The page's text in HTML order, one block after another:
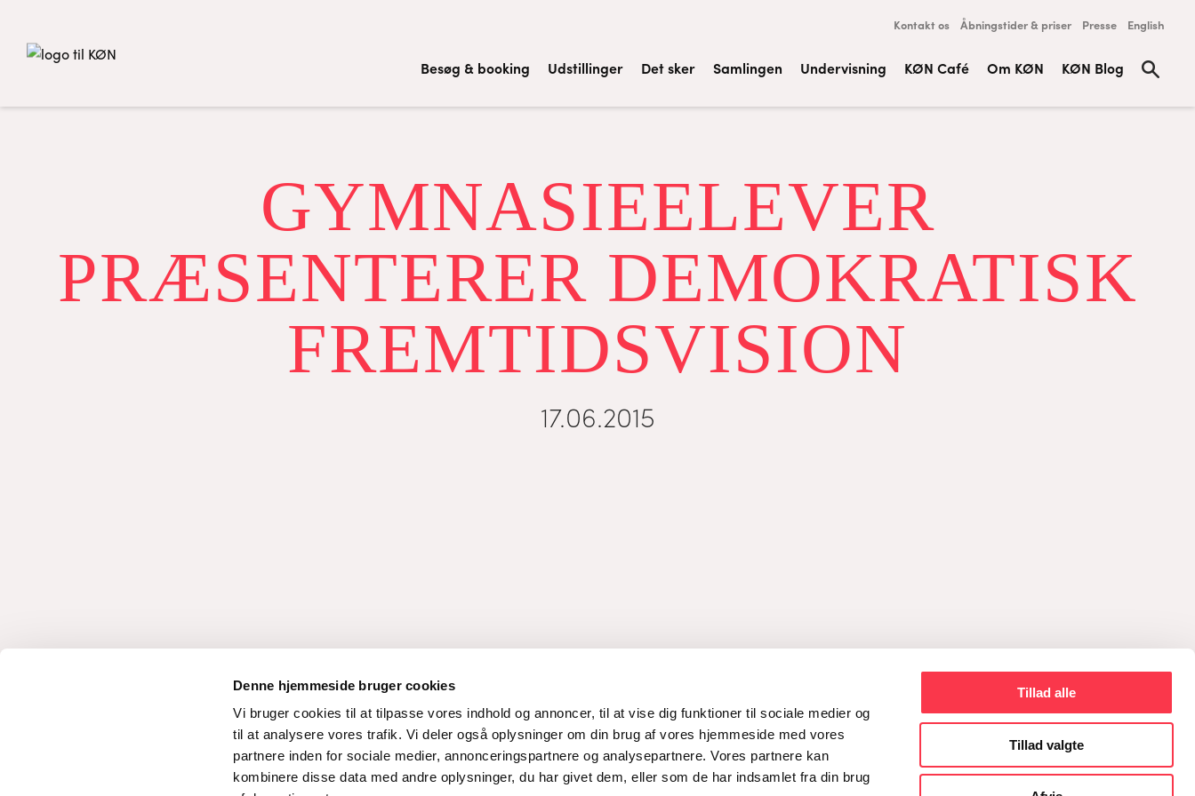
Denne hjemmeside bruger cookies
Vi bruger cookies til at tilpasse vores indhold og annoncer, til at vise dig funktioner til sociale medier og
til at analysere vores trafik. Vi deler også oplysninger om din brug af vores hjemmeside med vores
partnere inden for sociale medier, annonceringspartnere og analysepartnere. Vores partnere kan
kombinere disse data med andre oplysninger, du har givet dem, eller som de har indsamlet fra din brug
Tillad alle
Tillad valgte
Kontakt os Åbningstider & priser Presse English
Besøg & booking Udstillinger Det sker Samlingen Undervisning KØN Café Om KØN KØN Blog
GYMNASIEELEVER
PRÆSENTERER DEMOKRATISK
FREMTIDSVISION
17.06.2015